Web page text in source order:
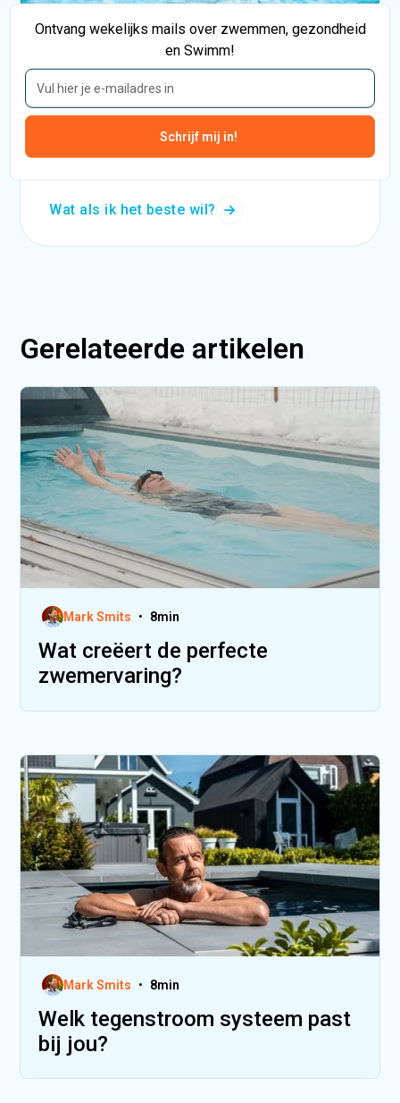
Ontvang wekelijks mails over zwemmen, gezondheid
en Swimm!
Advanced Serie: Olympic
willen
incl. btw
Wat als ik het beste wil?
Gerelateerde artikelen
Mark Smits • 8min
Wat creëert de perfecte
zwemervaring?
Mark Smits • 8min
Welk tegenstroom systeem past
bij jou?